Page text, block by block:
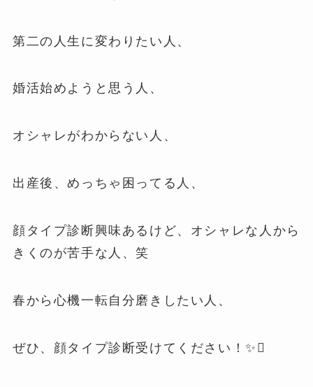
第二の人生に変わりたい人、
婚活始めようと思う人、
オシャレがわからない人、
出産後、めっちゃ困ってる人、
顔タイプ診断興味あるけど、オシャレな人から
きくのが苦手な人、笑
春から心機一転自分磨きしたい人、
ぜひ、顔タイプ診断受けてください！✨